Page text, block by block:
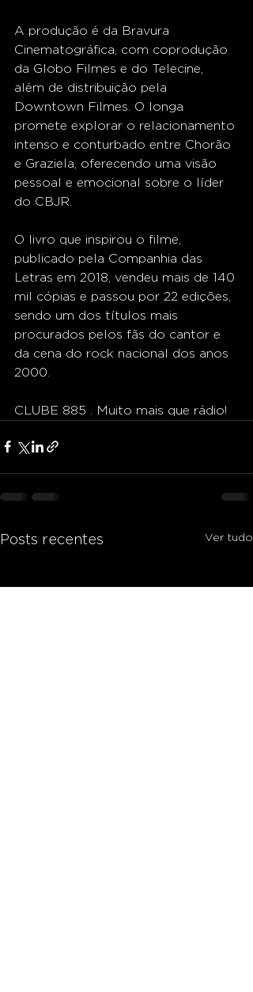
A produção é da Bravura
Cinematográfica, com coprodução
da Globo Filmes e do Telecine,
além de distribuição pela
Downtown Filmes. O longa
promete explorar o relacionamento
intenso e conturbado entre Chorão
e Graziela, oferecendo uma visão
pessoal e emocional sobre o líder
do CBJR.
O livro que inspirou o filme,
publicado pela Companhia das
Letras em 2018, vendeu mais de 140
mil cópias e passou por 22 edições,
sendo um dos títulos mais
procurados pelos fãs do cantor e
da cena do rock nacional dos anos
2000.
CLUBE 885 . Muito mais que rádio!
Posts recentes Ver tudo